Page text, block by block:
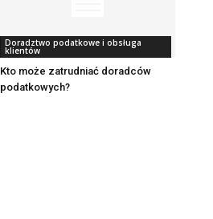
Doradztwo podatkowe i obsługa
klientów
Kto może zatrudniać doradców
podatkowych?